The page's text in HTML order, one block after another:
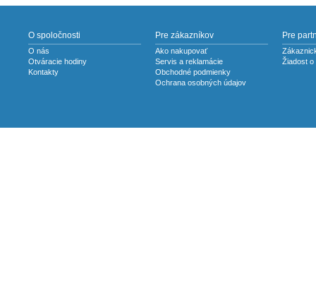
O spoločnosti
O nás
Otváracie hodiny
Kontakty
Pre zákazníkov
Ako nakupovať
Servis a reklamácie
Obchodné podmienky
Ochrana osobných údajov
Pre
Žiadost